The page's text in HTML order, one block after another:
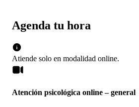
Agenda tu hora
Atiende solo en modalidad online.
Atención psicológica online – general